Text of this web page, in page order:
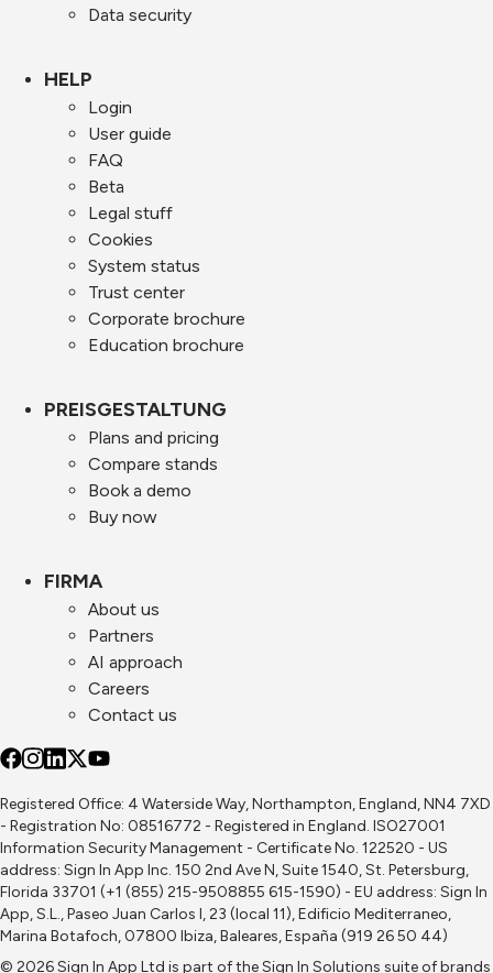
Data security
HELP
Login
User guide
FAQ
Beta
Legal stuff
Cookies
System status
Trust center
Corporate brochure
Education brochure
PREISGESTALTUNG
Plans and pricing
Compare stands
Book a demo
Buy now
FIRMA
About us
Partners
AI approach
Careers
Contact us
Registered Office: 4 Waterside Way, Northampton, England, NN4 7XD
- Registration No: 08516772 - Registered in England. ISO27001
Information Security Management - Certificate No. 122520 - US
address: Sign In App Inc. 150 2nd Ave N, Suite 1540, St. Petersburg,
Florida 33701 (+1 (855) 215-9508855 615-1590) - EU address: Sign In
App, S.L., Paseo Juan Carlos I, 23 (local 11), Edificio Mediterraneo,
Marina Botafoch, 07800 Ibiza, Baleares, España (919 26 50 44)
© 2026 Sign In App Ltd is part of theSign In Solutions suite of brands